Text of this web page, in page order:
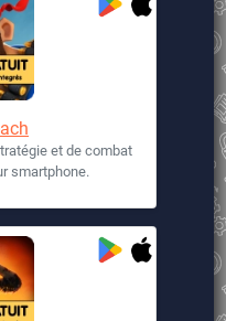
et de combat
smartphone.